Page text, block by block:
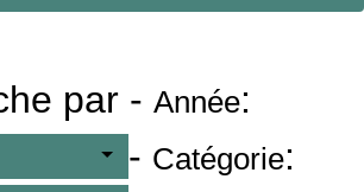
par - Année:
- Catégorie: